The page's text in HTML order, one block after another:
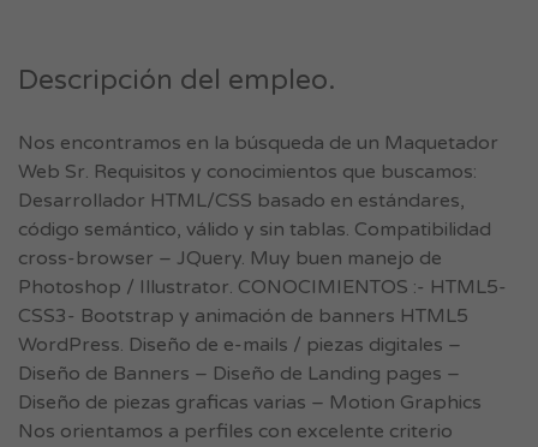
Descripción del empleo.
Nos encontramos en la búsqueda de un Maquetador
Web Sr. Requisitos y conocimientos que buscamos:
Desarrollador HTML/CSS basado en estándares,
código semántico, válido y sin tablas. Compatibilidad
cross-browser – JQuery. Muy buen manejo de
Photoshop / Illustrator. CONOCIMIENTOS :- HTML5-
CSS3- Bootstrap y animación de banners HTML5
WordPress. Diseño de e-mails / piezas digitales –
Diseño de Banners – Diseño de Landing pages –
Diseño de piezas graficas varias – Motion Graphics
Nos orientamos a perfiles con excelente criterio